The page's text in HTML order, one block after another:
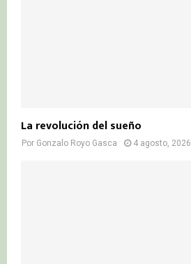
La revolución del sueño
Por Gonzalo Royo Gasca 4 agosto, 2026